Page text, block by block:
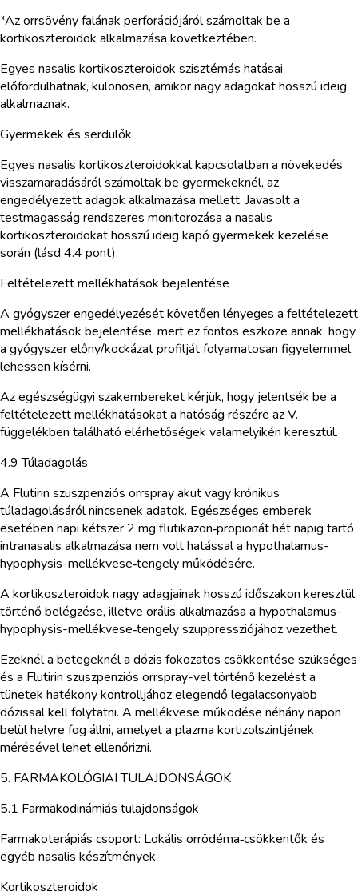
*Az orrsövény falának perforációjáról számoltak be a
kortikoszteroidok alkalmazása következtében.
Egyes nasalis kortikoszteroidok szisztémás hatásai
előfordulhatnak, különösen, amikor nagy adagokat hosszú ideig
alkalmaznak.
Gyermekek és serdülők
Egyes nasalis kortikoszteroidokkal kapcsolatban a növekedés
visszamaradásáról számoltak be gyermekeknél, az
engedélyezett adagok alkalmazása mellett. Javasolt a
testmagasság rendszeres monitorozása a nasalis
kortikoszteroidokat hosszú ideig kapó gyermekek kezelése
során (lásd 4.4 pont).
Feltételezett mellékhatások bejelentése
A gyógyszer engedélyezését követően lényeges a feltételezett
mellékhatások bejelentése, mert ez fontos eszköze annak, hogy
a gyógyszer előny/kockázat profilját folyamatosan figyelemmel
lehessen kísérni.
Az egészségügyi szakembereket kérjük, hogy jelentsék be a
feltételezett mellékhatásokat a hatóság részére az V.
függelékben található elérhetőségek valamelyikén keresztül.
4.9 Túladagolás
A Flutirin szuszpenziós orrspray akut vagy krónikus
túladagolásáról nincsenek adatok. Egészséges emberek
esetében napi kétszer 2 mg flutikazon‑propionát hét napig tartó
intranasalis alkalmazása nem volt hatással a hypothalamus-
hypophysis-mellékvese‑tengely működésére.
A kortikoszteroidok nagy adagjainak hosszú időszakon keresztül
történő belégzése, illetve orális alkalmazása a hypothalamus-
hypophysis-mellékvese‑tengely szuppressziójához vezethet.
Ezeknél a betegeknél a dózis fokozatos csökkentése szükséges
és a Flutirin szuszpenziós orrspray-vel történő kezelést a
tünetek hatékony kontrolljához elegendő legalacsonyabb
dózissal kell folytatni. A mellékvese működése néhány napon
belül helyre fog állni, amelyet a plazma kortizolszintjének
mérésével lehet ellenőrizni.
5. FARMAKOLÓGIAI TULAJDONSÁGOK
5.1 Farmakodinámiás tulajdonságok
Farmakoterápiás csoport: Lokális orrödéma‑csökkentők és
egyéb nasalis készítmények
Kortikoszteroidok